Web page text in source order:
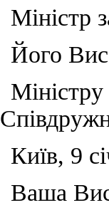
Міністр
Його
Київ, 9
Ваша